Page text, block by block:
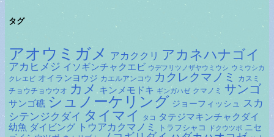
タグ
アオウミガメ アカククリ アカネハナゴイ
アカヒメジ イソギンチャクエビ ウデフリツノザヤウミウシ ウミウシカ
クレエビ オイランヨウジ カエルアンコウ カクレクマノミ
カスミ
チョウチョウウオ カメ キンメモドキ ギンガハゼ クマノミ サンゴ
サンゴ礁 シュノーケリング ジョーフィッシュ スカ
シテンジクダイ タイマイ タコ
タテジマキンチャクダイ
幼魚 ダイビング トウアカクマノミ トラフシャコ ドクウツボ ニセ